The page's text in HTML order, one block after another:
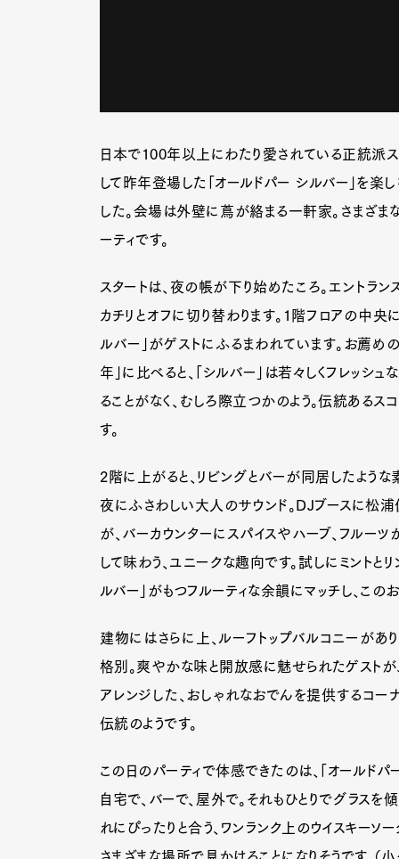
日本で100年以上にわたり愛されている正統派ス
して昨年登場した「オールドパー シルバー」を楽
した。会場は外壁に蔦が絡まる一軒家。さまざ
ーティです。
スタートは、夜の帳が下り始めたころ。エントラ
カチリとオフに切り替わります。1階フロアの中央
ルバー」がゲストにふるまわれています。お薦め
年」に比べると、「シルバー」は若々しくフレッシ
ることがなく、むしろ際立つかのよう。伝統ある
す。
2階に上がると、リビングとバーが同居したよう
夜にふさわしい大人のサウンド。DJブースに松
が、バーカウンターにスパイスやハーブ、フルー
して味わう、ユニークな趣向です。試しにミントと
ルバー」がもつフルーティな余韻にマッチし、こ
建物にはさらに上、ルーフトップバルコニーがあ
格別。爽やかな味と開放感に魅せられたゲスト
アレンジした、おしゃれなおでんを提供するコー
伝統のようです。
この日のパーティで体感できたのは、「オールド
自宅で、バーで、屋外で。それもひとりでグラス
れにぴったりと合う、ワンランク上のウイスキーソ